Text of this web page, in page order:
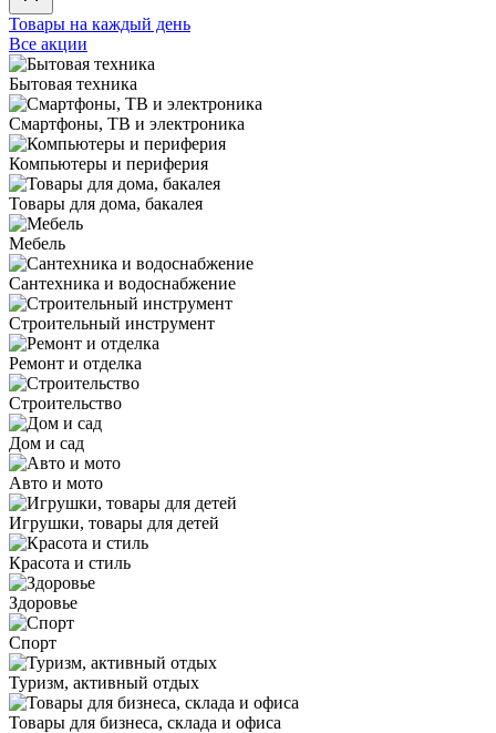
Товары на каждый день
Все акции
Бытовая техника
Смартфоны, ТВ и электроника
Компьютеры и периферия
Товары для дома, бакалея
Мебель
Сантехника и водоснабжение
Строительный инструмент
Ремонт и отделка
Строительство
Дом и сад
Авто и мото
Игрушки, товары для детей
Красота и стиль
Здоровье
Спорт
Туризм, активный отдых
Товары для бизнеса, склада и офиса